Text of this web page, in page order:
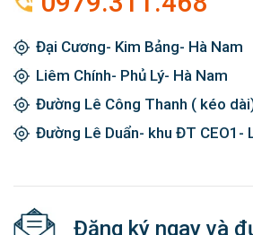
Kim khí Nhật Minh luôn tự hào là 1
phân phối về thiết bị cơ khí mà
0979.311.468
Liêm Chính- Phủ Lý- Hà Nam
Đường Lê Công Thanh ( kéo